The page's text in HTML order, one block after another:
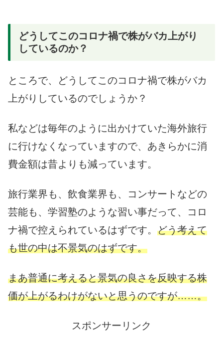
どうしてこのコロナ禍で株がバカ上がり
しているのか？
ところで、どうしてこのコロナ禍で株がバカ
上がりしているのでしょうか？
私などは毎年のように出かけていた海外旅行
に行けなくなっていますので、あきらかに消
費金額は昔よりも減っています。
旅行業界も、飲食業界も、コンサートなどの
芸能も、学習塾のような習い事だって、コロ
ナ禍で控えられているはずです。 どう考えて
も世の中は不景気のはずです。
まあ普通に考えると景気の良さを反映する株
価が上がるわけがないと思うのですが……。
スポンサーリンク